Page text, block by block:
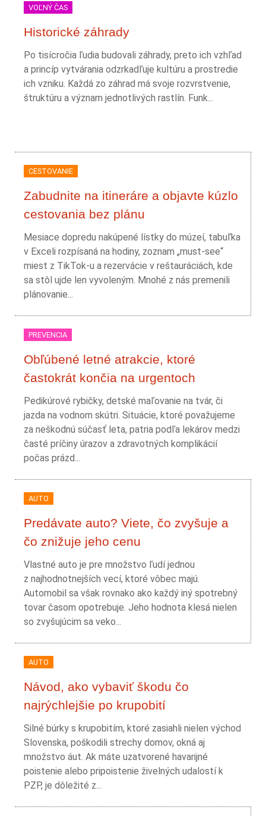
VOĽNÝ ČAS
Historické záhrady
Po tisícročia ľudia budovali záhrady, preto ich vzhľad
a princíp vytvárania odzrkadľuje kultúru a prostredie
ich vzniku. Každá zo záhrad má svoje rozvrstvenie,
štruktúru a význam jednotlivých rastlín. Funk...
CESTOVANIE
Zabudnite na itineráre a objavte kúzlo
cestovania bez plánu
Mesiace dopredu nakúpené lístky do múzeí, tabuľka
v Exceli rozpísaná na hodiny, zoznam „must-see“
miest z TikTok-u a rezervácie v reštauráciách, kde
sa stôl ujde len vyvoleným. Mnohé z nás premenili
plánovanie...
PREVENCIA
Obľúbené letné atrakcie, ktoré
častokrát končia na urgentoch
Pedikúrové rybičky, detské maľovanie na tvár, či
jazda na vodnom skútri. Situácie, ktoré považujeme
za neškodnú súčasť leta, patria podľa lekárov medzi
časté príčiny úrazov a zdravotných komplikácií
počas prázd...
AUTO
Predávate auto? Viete, čo zvyšuje a
čo znižuje jeho cenu
Vlastné auto je pre množstvo ľudí jednou
z najhodnotnejších vecí, ktoré vôbec majú.
Automobil sa však rovnako ako každý iný spotrebný
tovar časom opotrebuje. Jeho hodnota klesá nielen
so zvyšujúcim sa veko...
AUTO
Návod, ako vybaviť škodu čo
najrýchlejšie po krupobití
Silné búrky s krupobitím, ktoré zasiahli nielen východ
Slovenska, poškodili strechy domov, okná aj
množstvo áut. Ak máte uzatvorené havarijné
poistenie alebo pripoistenie živelných udalostí k
PZP, je dôležité z...